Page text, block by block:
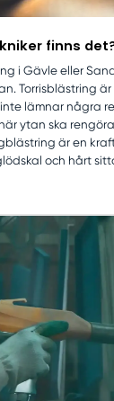
finns
i Gävle eller
Torrisblästring är
lämnar några
ytan ska
är en
och hårt